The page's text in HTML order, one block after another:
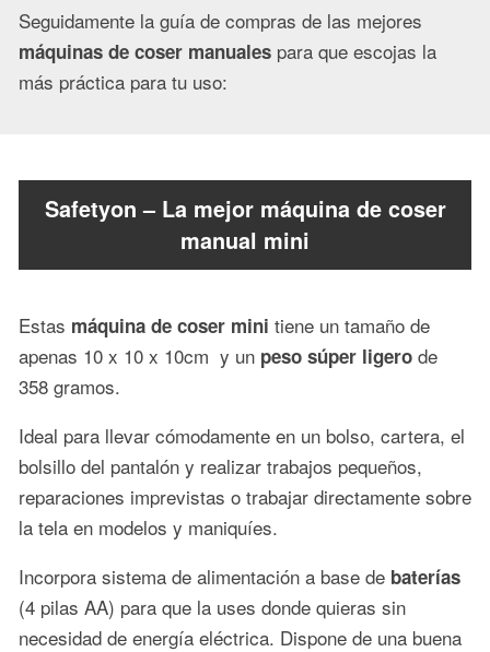
Seguidamente la guía de compras de las mejores
máquinas de coser manuales para que escojas la
más práctica para tu uso:
Safetyon – La mejor máquina de coser
manual mini
Estas máquina de coser mini tiene un tamaño de
apenas 10 x 10 x 10cm y un peso súper ligero de
358 gramos.
Ideal para llevar cómodamente en un bolso, cartera, el
bolsillo del pantalón y realizar trabajos pequeños,
reparaciones imprevistas o trabajar directamente sobre
la tela en modelos y maniquíes.
Incorpora sistema de alimentación a base de baterías
(4 pilas AA) para que la uses donde quieras sin
necesidad de energía eléctrica. Dispone de una buena